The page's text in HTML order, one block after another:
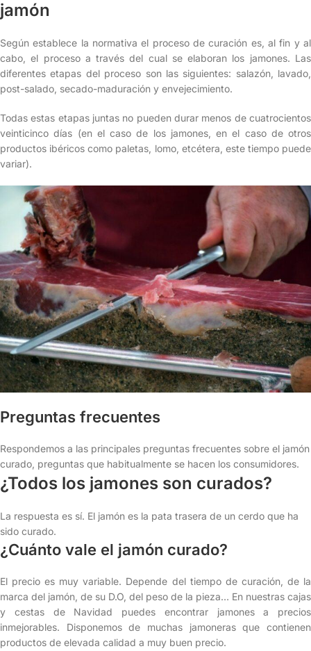
jamón
Según establece la normativa el proceso de curación es, al fin y al
cabo, el proceso a través del cual se elaboran los jamones. Las
diferentes etapas del proceso son las siguientes: salazón, lavado,
post-salado, secado-maduración y envejecimiento.
Todas estas etapas juntas no pueden durar menos de cuatrocientos
veinticinco días (en el caso de los jamones, en el caso de otros
productos ibéricos como paletas, lomo, etcétera, este tiempo puede
variar).
Preguntas frecuentes
Respondemos a las principales preguntas frecuentes sobre el jamón
curado, preguntas que habitualmente se hacen los consumidores.
¿Todos los jamones son curados?
La respuesta es sí. El jamón es la pata trasera de un cerdo que ha
sido curado.
¿Cuánto vale el jamón curado?
El precio es muy variable. Depende del tiempo de curación, de la
marca del jamón, de su D.O, del peso de la pieza… En nuestras cajas
y cestas de Navidad puedes encontrar jamones a precios
inmejorables. Disponemos de muchas jamoneras que contienen
productos de elevada calidad a muy buen precio.